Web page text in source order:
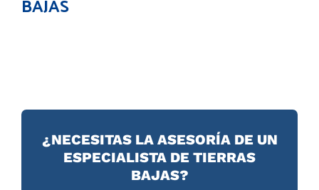
¿NECESITAS LA ASESORÍA DE UN
ESPECIALISTA DE TIERRAS
BAJAS?